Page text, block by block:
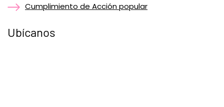
Cumplimiento de Acción popular
Ubícanos